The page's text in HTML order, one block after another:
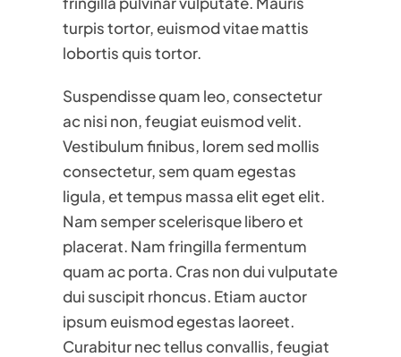
turpis tortor, euismod vitae mattis
lobortis quis tortor.
Suspendisse quam leo, consectetur
ac nisi non, feugiat euismod velit.
Vestibulum finibus, lorem sed mollis
consectetur, sem quam egestas
ligula, et tempus massa elit eget elit.
Nam semper scelerisque libero et
placerat. Nam fringilla fermentum
quam ac porta. Cras non dui vulputate
dui suscipit rhoncus. Etiam auctor
ipsum euismod egestas laoreet.
Curabitur nec tellus convallis, feugiat